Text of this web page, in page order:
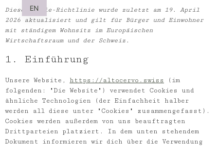
Diese Cookie-Richtlinie wurde zuletzt am 19. April
2026 aktualisiert und gilt für Bürger und Einwohner
mit ständigem Wohnsitz im Europäischen
Wirtschaftsraum und der Schweiz.
1. Einführung
Unsere Website, https://altocervo.swiss
(im
folgenden: "Die Website") verwendet Cookies und
ähnliche Technologien (der Einfachheit halber
werden all diese unter "Cookies" zusammengefasst).
Cookies werden außerdem von uns beauftragten
Drittparteien platziert. In dem unten stehendem
Dokument informieren wir dich über die Verwendung
EN